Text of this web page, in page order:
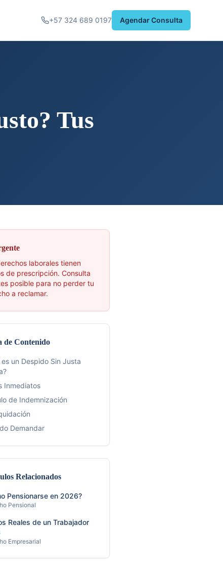
+57 324 689 0197 Agendar Consulta
Tus
laborales tienen
de prescripción. Consulta
posible para no perder tu
a reclamar.
de Contenido
es un Despido Sin Justa
Inmediatos
de Indemnización
Demandar
Relacionados
Pensionarse en 2026?
Pensional
Reales de un Trabajador
Empresarial